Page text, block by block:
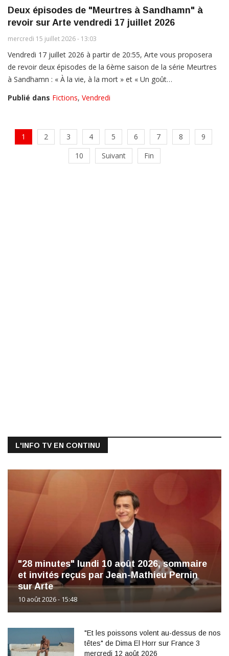
Deux épisodes de "Meurtres à Sandhamn" à
revoir sur Arte vendredi 17 juillet 2026
mercredi 15 juillet 2026 - 13:03
Vendredi 17 juillet 2026 à partir de 20:55, Arte vous proposera
de revoir deux épisodes de la 6ème saison de la série Meurtres
à Sandhamn : « À la vie, à la mort » et « Un goût…
Publié dans Fictions, Vendredi
1 2 3 4 5 6 7 8
9
10
Suivant Fin
L'INFO TV EN CONTINU
"28 minutes" lundi 10 août 2026, sommaire
et invités reçus par Jean-Mathieu Pernin
sur Arte
10 août 2026 - 15:48
"Et les poissons volent au-dessus de nos
têtes" de Dima El Horr sur France 3
mercredi 12 août 2026